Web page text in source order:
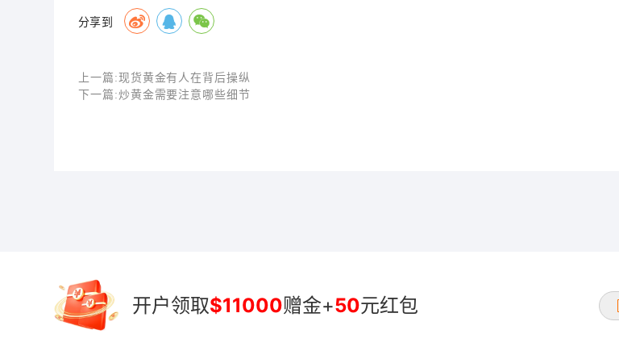
分享到
上一篇:现货黄金有人在背后操纵
下一篇:炒黄金需要注意哪些细节
开户领取$11000赠金+50元红包